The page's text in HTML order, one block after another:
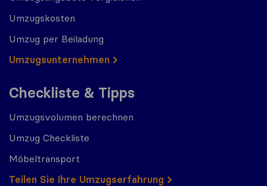
Umzugskosten
Umzug per Beiladung
Umzugs​​unternehmen
Checkliste & Tipps
Umzugsvolumen berechnen
Umzug Checkliste
Möbeltransport
Teilen Sie Ihre Umzugserfahrung